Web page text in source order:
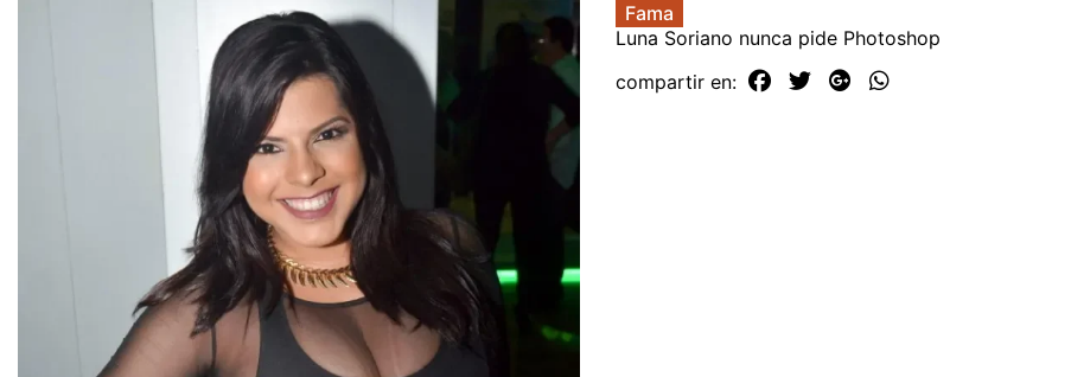
Fama
Luna Soriano nunca pide Photoshop
compartir en: